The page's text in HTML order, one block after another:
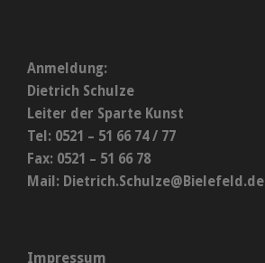
Anmeldung:
Dietrich Schulze
Leiter der Sparte Kunst
Tel: 0521 – 51 66 74 / 77
Fax: 0521 – 51 66 78
Mail: Dietrich.Schulze@Bielefeld.de
Impressum